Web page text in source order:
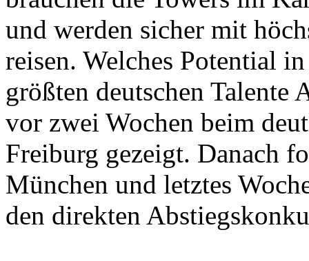
und werden sicher mit
reisen. Welches Potential
größten deutschen Talente
vor zwei Wochen beim
Freiburg gezeigt. Danach
München und letztes
den direkten